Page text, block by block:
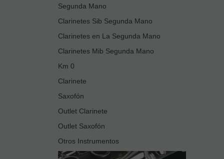
Segunda Mano
Clarinetes Sib Segunda Mano
Clarinetes en La Segunda Mano
Clarinetes Mib Segunda Mano
Km 0
Clarinete
Saxofón
Outlet Clarinete
Outlet Saxofón
Otros Instrumentos